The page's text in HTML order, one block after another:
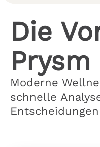
Die
Prysm
Moderne
schnelle